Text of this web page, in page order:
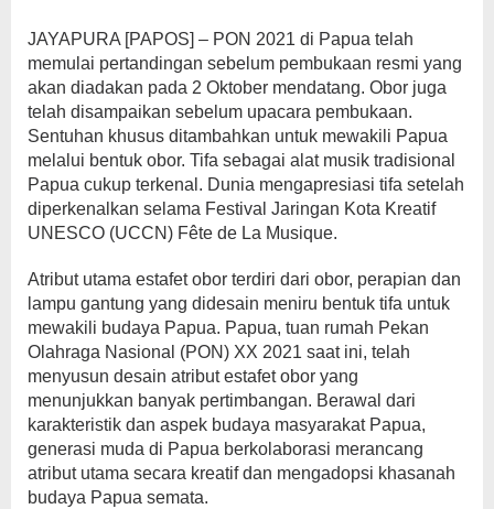
JAYAPURA [PAPOS] – PON 2021 di Papua telah
memulai pertandingan sebelum pembukaan resmi yang
akan diadakan pada 2 Oktober mendatang. Obor juga
telah disampaikan sebelum upacara pembukaan.
Sentuhan khusus ditambahkan untuk mewakili Papua
melalui bentuk obor. Tifa sebagai alat musik tradisional
Papua cukup terkenal. Dunia mengapresiasi tifa setelah
diperkenalkan selama Festival Jaringan Kota Kreatif
UNESCO (UCCN) Fête de La Musique.
Atribut utama estafet obor terdiri dari obor, perapian dan
lampu gantung yang didesain meniru bentuk tifa untuk
mewakili budaya Papua. Papua, tuan rumah Pekan
Olahraga Nasional (PON) XX 2021 saat ini, telah
menyusun desain atribut estafet obor yang
menunjukkan banyak pertimbangan. Berawal dari
karakteristik dan aspek budaya masyarakat Papua,
generasi muda di Papua berkolaborasi merancang
atribut utama secara kreatif dan mengadopsi khasanah
budaya Papua semata.